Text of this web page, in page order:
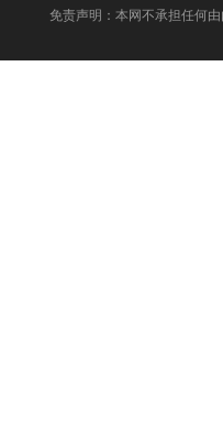
免责声明：本网不承担任何